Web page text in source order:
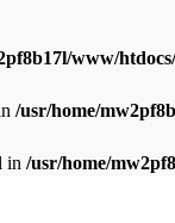
www/
/usr/home/
in /usr/home/